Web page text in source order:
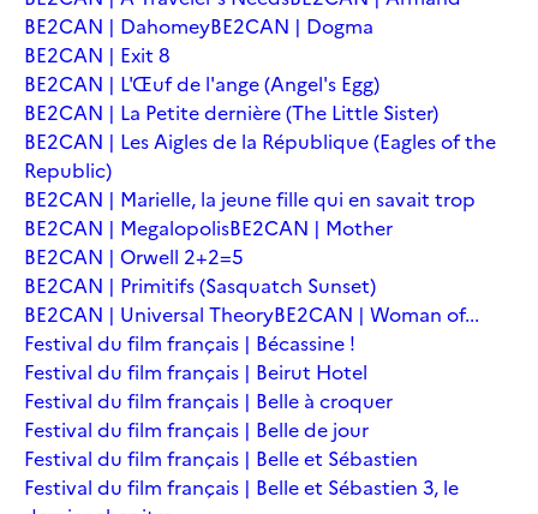
BE2CAN | DahomeyBE2CAN | Dogma
BE2CAN | Exit 8
BE2CAN | L'Œuf de l'ange (Angel's Egg)
BE2CAN | La Petite dernière (The Little Sister)
BE2CAN | Les Aigles de la République (Eagles of the
Republic)
BE2CAN | Marielle, la jeune fille qui en savait trop
BE2CAN | MegalopolisBE2CAN | Mother
BE2CAN | Orwell 2+2=5
BE2CAN | Primitifs (Sasquatch Sunset)
BE2CAN | Universal TheoryBE2CAN | Woman of...
Festival du film français | Bécassine !
Festival du film français | Beirut Hotel
Festival du film français | Belle à croquer
Festival du film français | Belle de jour
Festival du film français | Belle et Sébastien
Festival du film français | Belle et Sébastien 3, le